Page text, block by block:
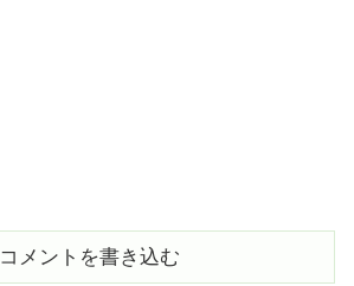
コメントを書き込む